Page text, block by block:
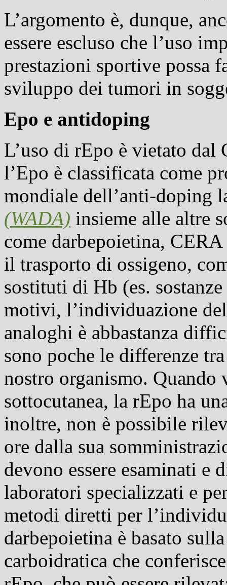
L’argomento è, dunque,
essere escluso che l’uso
prestazioni sportive possa
sviluppo dei tumori in
Epo e antidoping
L’uso di rEpo è vietato
l’Epo è classificata come
mondiale dell’anti-doping
(WADA) insieme alle altre
come darbepoietina,
il trasporto di ossigeno,
sostituti di Hb (es.
motivi, l’individuazione
analoghi è abbastanza
sono poche le differenze
nostro organismo. Quando
sottocutanea, la rEpo ha
inoltre, non è possibile
ore dalla sua
devono essere esaminati e
laboratori specializzati e
metodi diretti per
darbepoietina è basato
carboidratica che